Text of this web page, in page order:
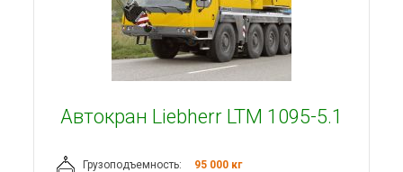
Автокран Liebherr LTM 1095-5.1
Грузоподъемность: 95 000 кг